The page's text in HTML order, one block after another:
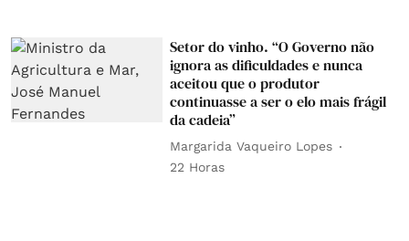
Setor do vinho. “O Governo não
ignora as dificuldades e nunca
aceitou que o produtor
continuasse a ser o elo mais frágil
da cadeia”
Margarida Vaqueiro Lopes
22 Horas